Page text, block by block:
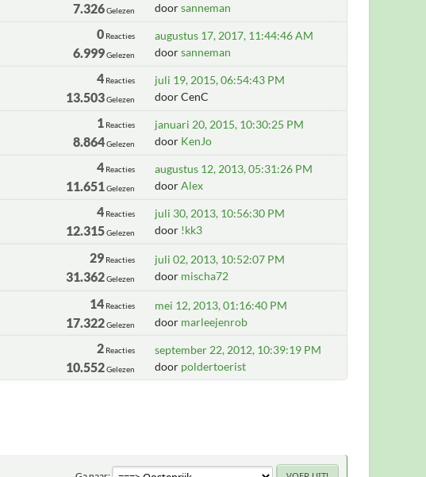
7.326Gelezen
doorsanneman
0 Reacties
6.999Gelezen
augustus 17, 2017, 11:44:46 AM
doorsanneman
4 Reacties
13.503Gelezen
juli 19, 2015, 06:54:43 PM
door CenC
1 Reacties
8.864Gelezen
januari 20, 2015, 10:30:25 PM
door KenJo
4 Reacties
11.651Gelezen
augustus 12, 2013, 05:31:26 PM
doorAlex
4 Reacties
12.315Gelezen
juli 30, 2013, 10:56:30 PM
door !kk3
29 Reacties
31.362Gelezen
juli 02, 2013, 10:52:07 PM
door mischa72
14 Reacties
17.322Gelezen
mei 12, 2013, 01:16:40 PM
door marleejenrob
2 Reacties
10.552Gelezen
september 22, 2012, 10:39:19 PM
door poldertoerist